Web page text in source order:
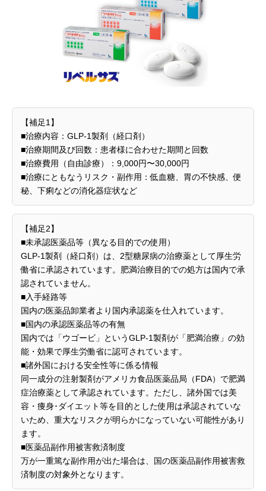
【補足1】
■治療内容：GLP-1製剤（経口剤）
■治療期間及び回数：患者様に合わせた期間と回数
■治療費用（自由診療）：9,000円〜30,000円
■治療にともなうリスク・副作用：低血糖、胃の不快感、便
秘、下痢などの消化器症状など
【補足2】
■未承認医薬品等（異なる目的での使用）
GLP-1製剤（経口剤）は、2型糖尿病の治療薬として厚生労
働省に承認されています。肥満治療目的での処方は国内で承
認されていません。
■入手経路等
国内の医薬品卸業者より国内承認薬を仕入れています。
■国内の承認医薬品等の有無
国内では「ウゴービ」というGLP-1製剤が「肥満治療」の効
能・効果で厚生労働省に認可されています。
■諸外国における安全性等に係る情報
同一成分の注射製剤がアメリカ食品医薬品局（FDA）で肥満
症治療薬として承認されています。ただし、諸外国では美
容・痩身･ダイエット等を目的とした使用は承認されていな
いため、重大なリスクが明らかになっていない可能性があり
ます。
■医薬品副作用被害救済制度
万が一重篤な副作用が出た場合は、国の医薬品副作用被害救
済制度の対象外となります。